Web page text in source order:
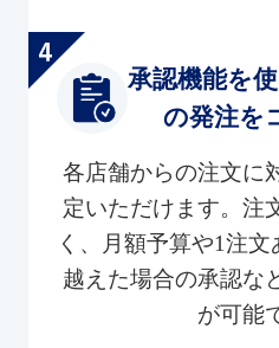
承認機能を
の発注を
各店舗からの注文に
定いただけます。注
く、月額予算や1注
越えた場合の承認な
が可能